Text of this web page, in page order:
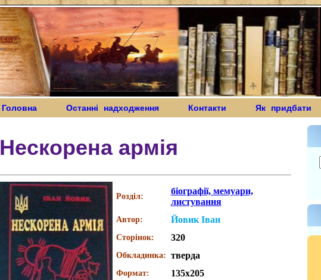
Головна Останні надходження Контакти Як придбати
Нескорена армія
Розділ:
біографії, мемуари,
листування
Автор: Йовик Іван
Сторінок: 320
Обкладинка: тверда
Формат: 135х205